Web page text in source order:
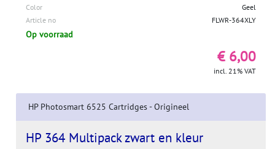
Color
Geel
Article no
FLWR-364XLY
Op voorraad
€ 6,00
incl. 21% VAT
HP Photosmart 6525 Cartridges - Origineel
HP 364 Multipack zwart en kleur